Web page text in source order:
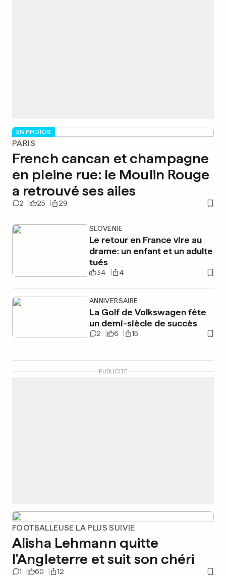
EN PHOTOS
PARIS
French cancan et champagne
en pleine rue: le Moulin Rouge
a retrouvé ses ailes
2 25 29
SLOVÉNIE
Le retour en France vire au
drame: un enfant et un adulte
tués
34 4
ANNIVERSAIRE
La Golf de Volkswagen fête
un demi-siècle de succès
2 6 15
PUBLICITÉ
FOOTBALLEUSE LA PLUS SUIVIE
Alisha Lehmann quitte
l'Angleterre et suit son chéri
1 60 12